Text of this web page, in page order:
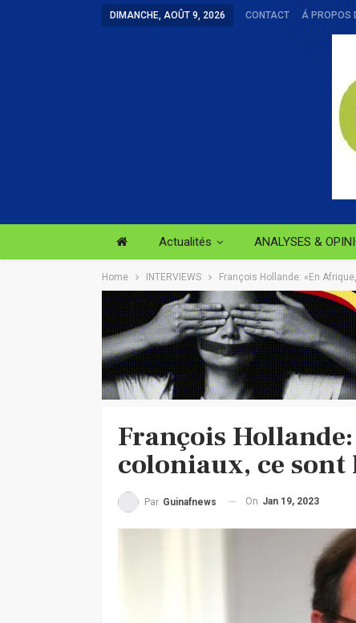
DIMANCHE, AOÛT 9, 2026 CONTACT Á PROPOS
Actualités ANALYSES &
Home INTERVIEWS François Hollande: «En
François
coloniaux, ce sont
Par Guinafnews On Jan 19, 2023